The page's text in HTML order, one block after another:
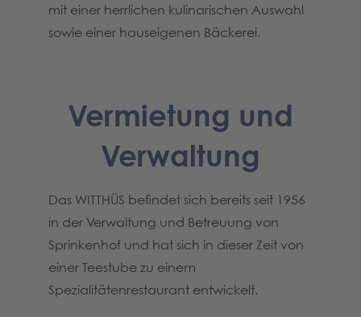
mit einer herrlichen kulinarischen Auswahl
sowie einer hauseigenen Bäckerei.
Vermietung und
Verwaltung
Das WITTHÜS befindet sich bereits seit 1956
in der Verwaltung und Betreuung von
Sprinkenhof und hat sich in dieser Zeit von
einer Teestube zu einem
Spezialitätenrestaurant entwickelt.